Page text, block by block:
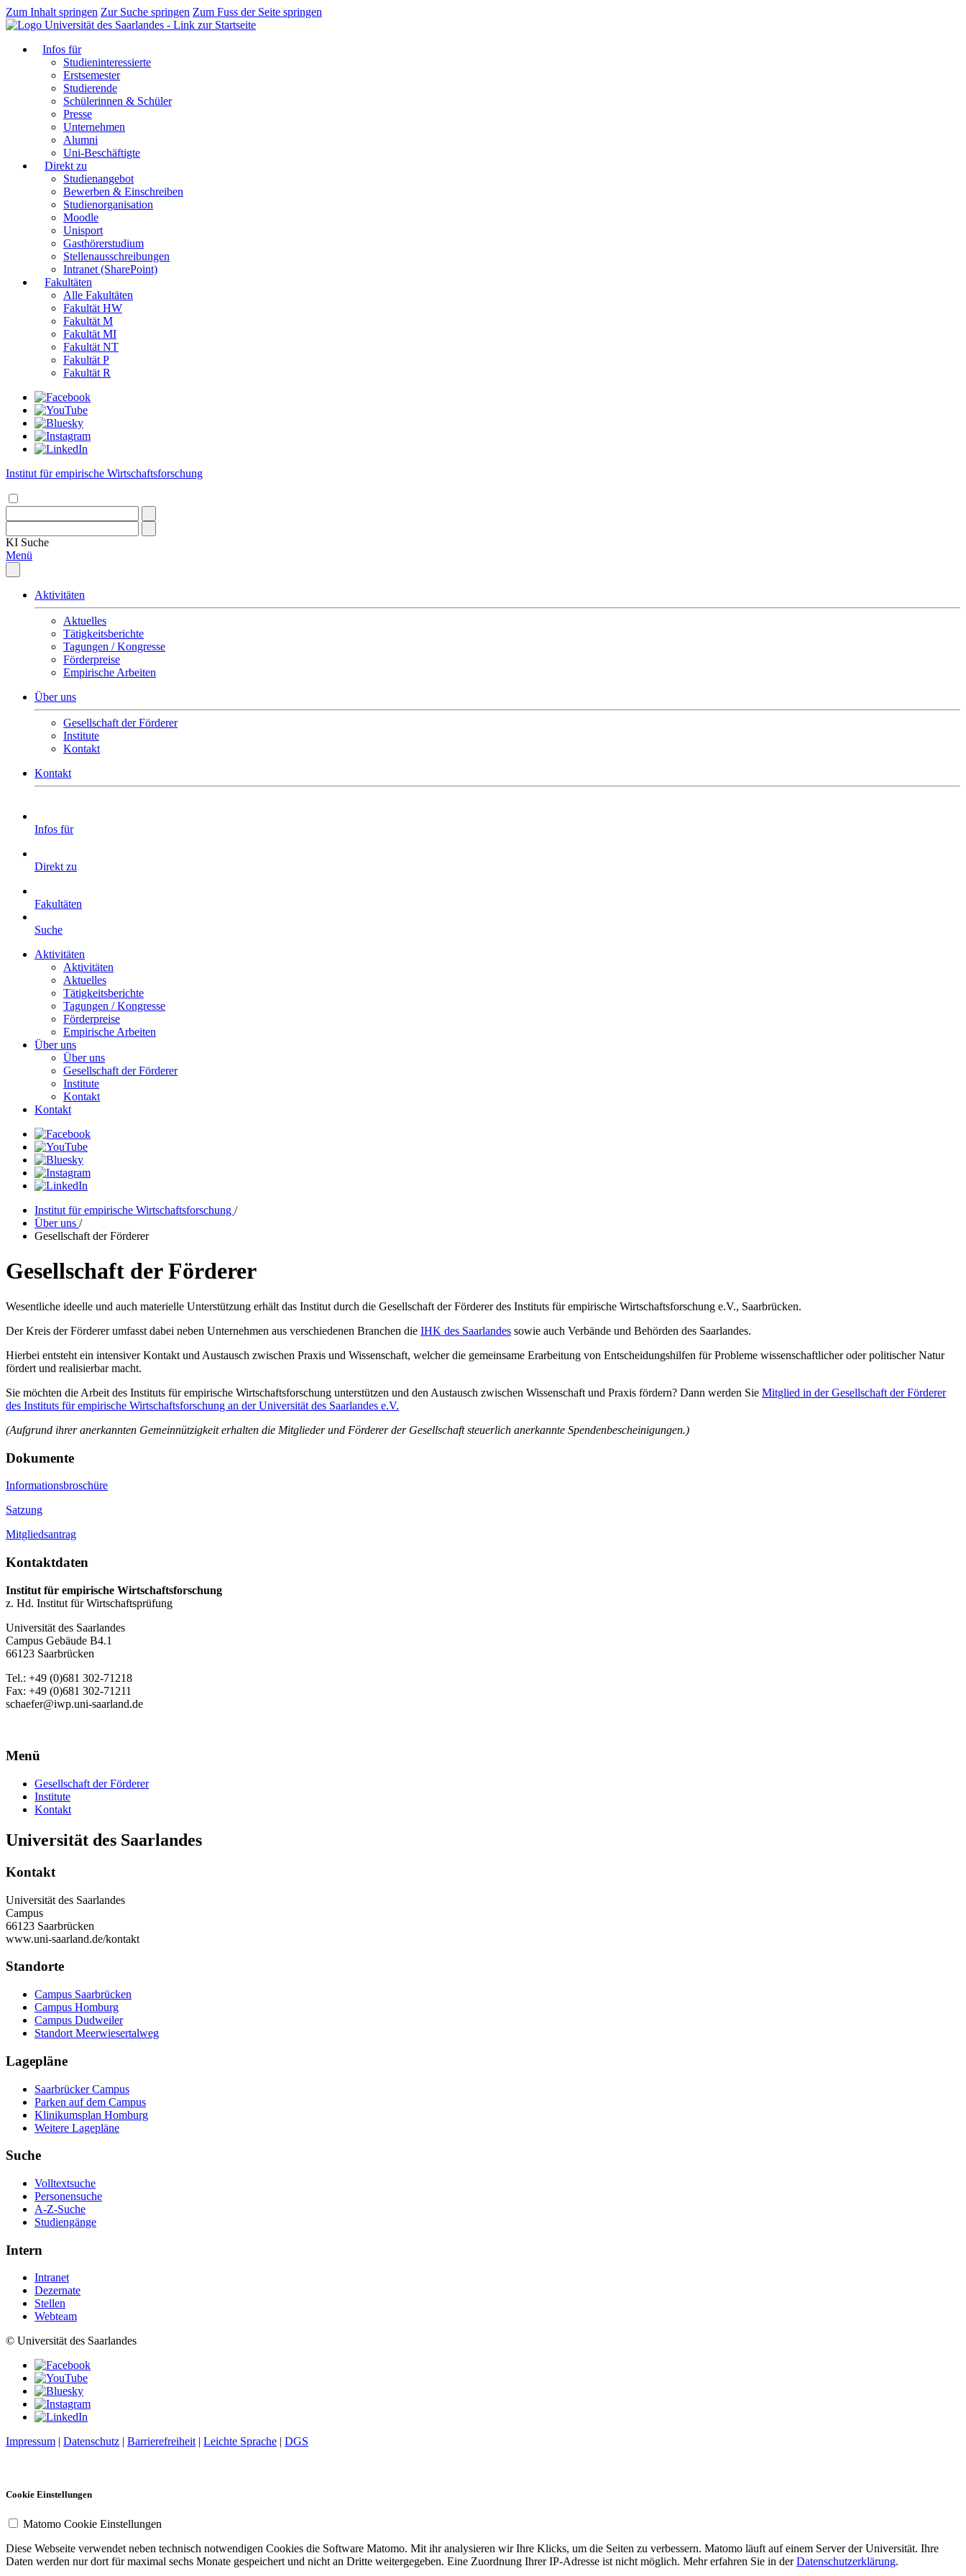
Zum Inhalt springen Zur Suche springen Zum Fuss der Seite springen
Infos für
Studieninteressierte
Erstsemester
Studierende
Schülerinnen & Schüler
Presse
Unternehmen
Alumni
Uni-Beschäftigte
Direkt zu
Studienangebot
Bewerben & Einschreiben
Studienorganisation
Moodle
Unisport
Gasthörerstudium
Stellenausschreibungen
Intranet (SharePoint)
Fakultäten
Alle Fakultäten
Fakultät HW
Fakultät M
Fakultät MI
Fakultät NT
Fakultät P
Fakultät R
Institut für empirische Wirtschaftsforschung
KI Suche
Menü
Aktivitäten
Aktuelles
Tätigkeitsberichte
Tagungen / Kongresse
Förderpreise
Empirische Arbeiten
Über uns
Gesellschaft der Förderer
Institute
Kontakt
Kontakt
Infos für
Direkt zu
Fakultäten
Suche
Aktivitäten
Aktivitäten
Aktuelles
Tätigkeitsberichte
Tagungen / Kongresse
Förderpreise
Empirische Arbeiten
Über uns
Über uns
Gesellschaft der Förderer
Institute
Kontakt
Kontakt
Institut für empirische Wirtschaftsforschung /
Über uns /
Gesellschaft der Förderer
Gesellschaft der Förderer
Wesentliche ideelle und auch materielle Unterstützung erhält das Institut durch die Gesellschaft der Förderer des Instituts für empirische Wirtschaftsforschung e.V., Saarbrücken.
Der Kreis der Förderer umfasst dabei neben Unternehmen aus verschiedenen Branchen die IHK des Saarlandes sowie auch Verbände und Behörden des Saarlandes.
Hierbei entsteht ein intensiver Kontakt und Austausch zwischen Praxis und Wissenschaft, welcher die gemeinsame Erarbeitung von Entscheidungshilfen für Probleme wissenschaftlicher oder politischer Natur
fördert und realisierbar macht.
Sie möchten die Arbeit des Instituts für empirische Wirtschaftsforschung unterstützen und den Austausch zwischen Wissenschaft und Praxis fördern? Dann werden Sie Mitglied in der Gesellschaft der Förderer
des Instituts für empirische Wirtschaftsforschung an der Universität des Saarlandes e.V.
(Aufgrund ihrer anerkannten Gemeinnützigkeit erhalten die Mitglieder und Förderer der Gesellschaft steuerlich anerkannte Spendenbescheinigungen.)
Dokumente
Informationsbroschüre
Satzung
Mitgliedsantrag
Kontaktdaten
Institut für empirische Wirtschaftsforschung
z. Hd. Institut für Wirtschaftsprüfung
Universität des Saarlandes
Campus Gebäude B4.1
66123 Saarbrücken
Tel.: +49 (0)681 302-71218
Fax: +49 (0)681 302-71211
schaefer@iwp.uni-saarland.de
Menü
Gesellschaft der Förderer
Institute
Kontakt
Universität des Saarlandes
Kontakt
Universität des Saarlandes
Campus
66123 Saarbrücken
www.uni-saarland.de/kontakt
Standorte
Campus Saarbrücken
Campus Homburg
Campus Dudweiler
Standort Meerwiesertalweg
Lagepläne
Saarbrücker Campus
Parken auf dem Campus
Klinikumsplan Homburg
Weitere Lagepläne
Suche
Volltextsuche
Personensuche
A-Z-Suche
Studiengänge
Intern
Intranet
Dezernate
Stellen
Webteam
© Universität des Saarlandes
Impressum Datenschutz Barrierefreiheit| Leichte Sprache DGS
Cookie Einstellungen
Matomo Cookie Einstellungen
Diese Webseite verwendet neben technisch notwendigen Cookies die Software Matomo. Mit ihr analysieren wir Ihre Klicks, um die Seiten zu verbessern. Matomo läuft auf einem Server der Universität. Ihre
Daten werden nur dort für maximal sechs Monate gespeichert und nicht an Dritte weitergegeben. Eine Zuordnung Ihrer IP-Adresse ist nicht möglich. Mehr erfahren Sie in derDatenschutzerklärung.